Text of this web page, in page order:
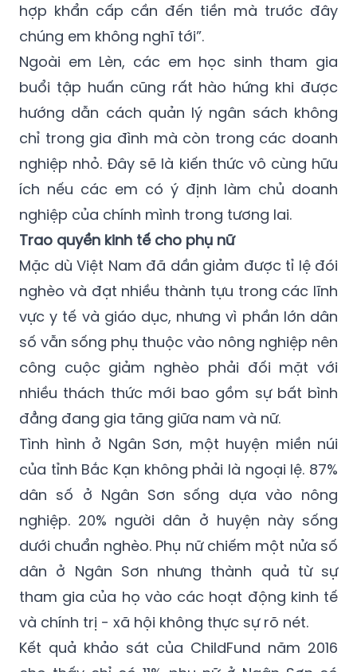
hợp khẩn cấp cần đến tiền mà trước đây
chúng em không nghĩ tới”.
Ngoài em Lèn, các em học sinh tham gia
buổi tập huấn cũng rất hào hứng khi được
hướng dẫn cách quản lý ngân sách không
chỉ trong gia đình mà còn trong các doanh
nghiệp nhỏ. Đây sẽ là kiến thức vô cùng hữu
ích nếu các em có ý định làm chủ doanh
nghiệp của chính mình trong tương lai.
Trao quyền kinh tế cho phụ nữ
Mặc dù Việt Nam đã dần giảm được tỉ lệ đói
nghèo và đạt nhiều thành tựu trong các lĩnh
vực y tế và giáo dục, nhưng vì phần lớn dân
số vẫn sống phụ thuộc vào nông nghiệp nên
công cuộc giảm nghèo phải đối mặt với
nhiều thách thức mới bao gồm sự bất bình
đẳng đang gia tăng giữa nam và nữ.
Tình hình ở Ngân Sơn, một huyện miền núi
của tỉnh Bắc Kạn không phải là ngoại lệ. 87%
dân số ở Ngân Sơn sống dựa vào nông
nghiệp. 20% người dân ở huyện này sống
dưới chuẩn nghèo. Phụ nữ chiếm một nửa số
dân ở Ngân Sơn nhưng thành quả từ sự
tham gia của họ vào các hoạt động kinh tế
và chính trị - xã hội không thực sự rõ nét.
Kết quả khảo sát của ChildFund năm 2016